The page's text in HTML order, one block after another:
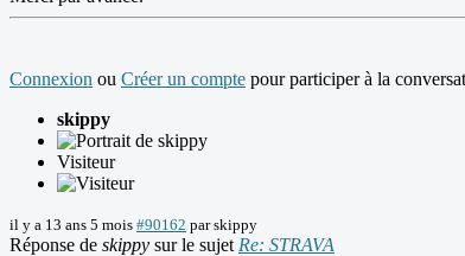
Connexion ou Créer un compte pour participer à la
skippy
Visiteur
il y a 13 ans 5 mois #90162 parskippy
Réponse de skippy sur le sujet Re: STRAVA